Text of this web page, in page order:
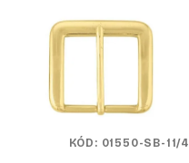
KÓD: 01550-SB-11/4